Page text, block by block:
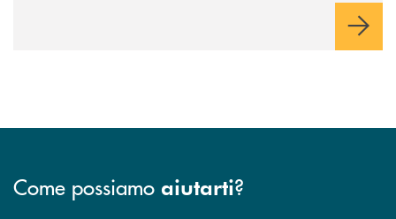
Come possiamo aiutarti?